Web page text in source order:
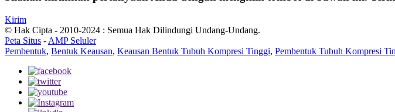
Kirim
© Hak Cipta - 2010-2024 : Semua Hak Dilindungi Undang-Undang.
Peta Situs - AMP Seluler
Pembentuk, Bentuk Keausan, Keausan Bentuk Tubuh Kompresi Tinggi, Pembentuk Tubuh Kompresi